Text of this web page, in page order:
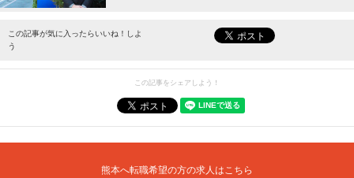
最新情報をお届けします。
この記事が気に入ったらいいね！しよ
う
この記事をシェアしよう！
熊本へ転職希望の方の求人はこちら